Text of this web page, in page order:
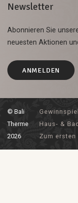
Newsletter
Abonnieren Sie
neuesten Aktionen
ANMELDEN
© Bali
Therme
2026
Haus- &
Zum ersten